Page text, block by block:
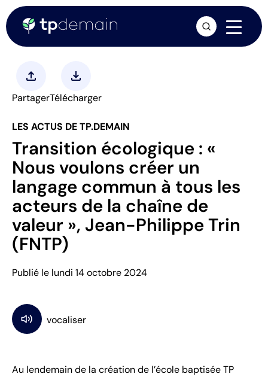
upload
Partager
download
Télécharger
LES ACTUS DE TP.DEMAIN
Transition écologique : «
Nous voulons créer un
langage commun à tous les
acteurs de la chaîne de
valeur », Jean-Philippe Trin
(FNTP)
Publié le lundi 14 octobre 2024
Au lendemain de la création de l’école baptisée TP
arrow_forward